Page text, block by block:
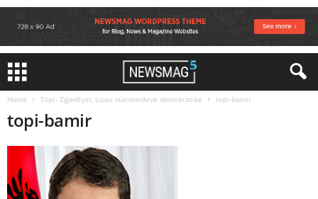
Home Topi: Zgjedhjet, sipas standardeve demokratike topi-bamir
topi-bamir